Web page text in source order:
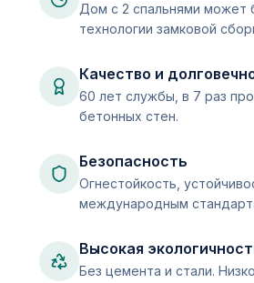
Дом с 2 спальнями может
технологии замковой
Качество и
60 лет службы, в 7 раз
бетонных стен.
Безопасность
Огнестойкость,
международным
Высокая
Без цемента и стали.